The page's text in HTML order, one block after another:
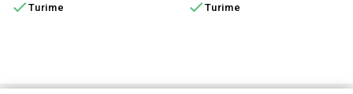
 Turime  Turime